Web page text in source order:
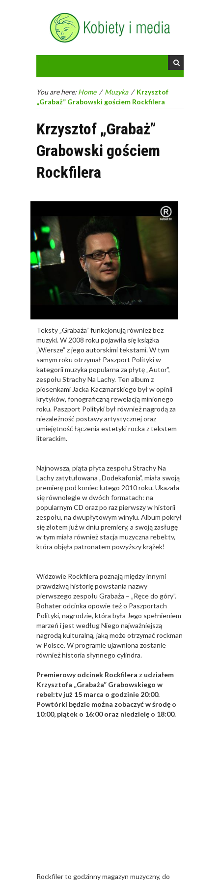
You are here: Home / Muzyka / Krzysztof
„Grabaż” Grabowski gościem Rockfilera
Krzysztof „Grabaż”
Grabowski gościem
Rockfilera
Teksty „Grabaża” funkcjonują również bez
muzyki. W 2008 roku pojawiła się książka
„Wiersze” z jego autorskimi tekstami. W tym
samym roku otrzymał Paszport Polityki w
kategorii muzyka popularna za płytę „Autor”,
zespołu Strachy Na Lachy. Ten album z
piosenkami Jacka Kaczmarskiego był w opinii
krytyków, fonograficzną rewelacją minionego
roku. Paszport Polityki był również nagrodą za
niezależność postawy artystycznej oraz
umiejętność łączenia estetyki rocka z tekstem
literackim.
Najnowsza, piąta płyta zespołu Strachy Na
Lachy zatytułowana „Dodekafonia”, miała swoją
premierę pod koniec lutego 2010 roku. Ukazała
się równolegle w dwóch formatach: na
popularnym CD oraz po raz pierwszy w historii
zespołu, na dwupłytowym winylu. Album pokrył
się złotem już w dniu premiery, a swoją zasługę
w tym miała również stacja muzyczna rebel:tv,
która objęła patronatem powyższy krążek!
Widzowie Rockfilera poznają między innymi
prawdziwą historię powstania nazwy
pierwszego zespołu Grabaża – „Ręce do góry”.
Bohater odcinka opowie też o Paszportach
Polityki, nagrodzie, która była Jego spełnieniem
marzeń i jest według Niego najważniejszą
nagrodą kulturalną, jaką może otrzymać rockman
w Polsce. W programie ujawniona zostanie
również historia słynnego cylindra.
Premierowy odcinek Rockfilera z udziałem
Krzysztofa „Grabaża” Grabowskiego w
rebel:tv już 15 marca o godzinie 20:00.
Powtórki będzie można zobaczyć w środę o
10:00, piątek o 16:00 oraz niedzielę o 18:00.
Rockfiler to godzinny magazyn muzyczny, do